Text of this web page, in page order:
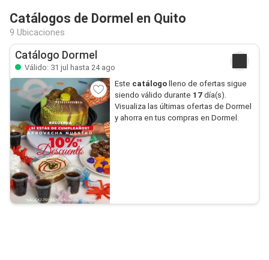
Catálogos de Dormel en Quito
9 Ubicaciones
Catálogo Dormel
Válido: 31 jul hasta 24 ago
Este catálogo lleno de ofertas sigue
siendo válido durante 17día(s).
Visualiza las últimas ofertas de Dormel
y ahorra en tus compras en Dormel.